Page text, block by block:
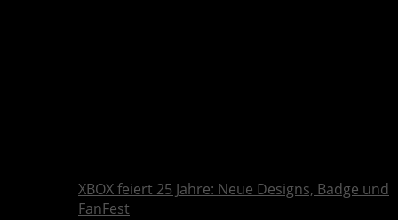
XBOX feiert 25 Jahre: Neue Designs, Badge und
FanFest